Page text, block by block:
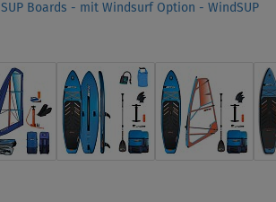
SUP Boards - mit Windsurf Option - WindSUP